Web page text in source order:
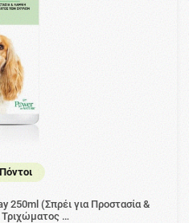
250ml (Σπρέι για Προστασία &
…